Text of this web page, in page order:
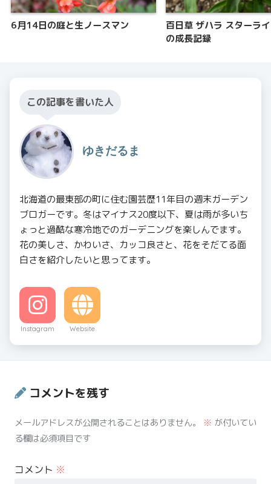
6月14日の庭と生ノースマン
百日草 ザハラ スターラ
の成長記録
この記事を書いた人
ゆきだるま
北海道の最東部の町に住む園芸歴11年目の週末ガーデン
ブロガーです。冬はマイナス20度以下、夏は雨が多いち
ょっと過酷な寒冷地でのガーデニングを楽しんでます。
花の美しさ、かわいさ、カッコ良さと、花をそだてる面
白さを紹介したいと思ってます。
Instagram Website
コメントを残す
メールアドレスが公開されることはありません。 ※ が付いてい
る欄は必須項目です
コメント ※